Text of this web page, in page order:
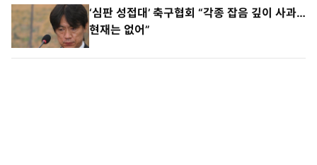
‘심판 성접대’ 축구협회 “각종 잡음 깊이 사과…
현재는 없어”